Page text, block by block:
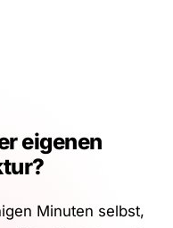
eigenen
Minuten selbst,